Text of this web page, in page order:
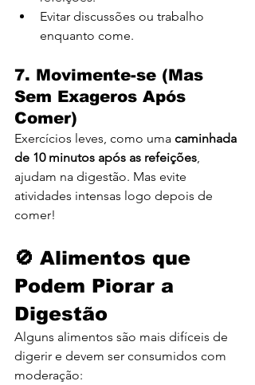
Evitar discussões ou trabalho
enquanto come.
7. Movimente-se (Mas
Sem Exageros Após
Comer)
Exercícios leves, como uma caminhada
de 10 minutos após as refeições
ajudam na digestão. Mas evite
atividades intensas logo depois de
comer!
🚫 Alimentos que
Podem Piorar a
Digestão
Alguns alimentos são mais difíceis de
digerir e devem ser consumidos com
moderação: